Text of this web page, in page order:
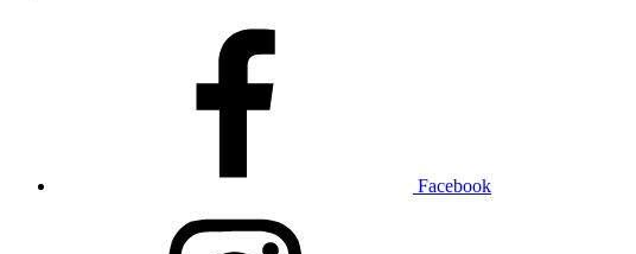
Facebook